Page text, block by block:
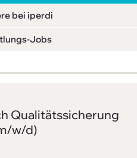
bei iperdi
Jobs
Quali­täts­si­che­rung
w/d)